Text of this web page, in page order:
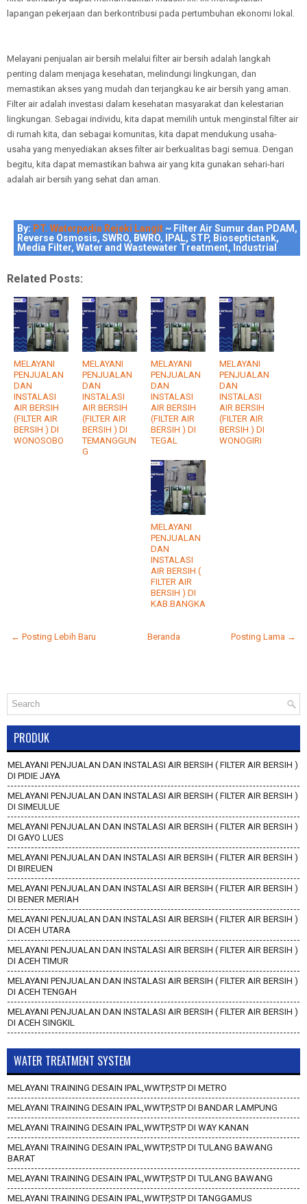
lapangan pekerjaan dan berkontribusi pada pertumbuhan ekonomi lokal.
Melayani penjualan air bersih melalui filter air bersih adalah langkah
penting dalam menjaga kesehatan, melindungi lingkungan, dan
memastikan akses yang mudah dan terjangkau ke air bersih yang aman.
Filter air adalah investasi dalam kesehatan masyarakat dan kelestarian
lingkungan. Sebagai individu, kita dapat memilih untuk menginstal filter air
di rumah kita, dan sebagai komunitas, kita dapat mendukung usaha-
usaha yang menyediakan akses filter air berkualitas bagi semua. Dengan
begitu, kita dapat memastikan bahwa air yang kita gunakan sehari-hari
adalah air bersih yang sehat dan aman.
By: PT. Waterpedia Rejeki Langit ~ Filter Air Sumur dan PDAM,
Reverse Osmosis, SWRO, BWRO, IPAL, STP, Bioseptictank,
Media Filter, Water and Wastewater Treatment, Industrial
Related Posts:
MELAYANI
PENJUALAN
DAN
INSTALASI
AIR BERSIH
(FILTER AIR
BERSIH ) DI
WONOSOBO
MELAYANI
PENJUALAN
DAN
INSTALASI
AIR BERSIH
(FILTER AIR
BERSIH ) DI
TEMANGGUN
G
MELAYANI
PENJUALAN
DAN
INSTALASI
AIR BERSIH
(FILTER AIR
BERSIH ) DI
TEGAL
MELAYANI
PENJUALAN
DAN
INSTALASI
AIR BERSIH
(FILTER AIR
BERSIH ) DI
WONOGIRI
MELAYANI
PENJUALAN
DAN
INSTALASI
AIR BERSIH (
FILTER AIR
BERSIH ) DI
KAB.BANGKA
← Posting Lebih Baru Posting Lama →
Beranda
PRODUK
MELAYANI PENJUALAN DAN INSTALASI AIR BERSIH ( FILTER AIR BERSIH )
DI PIDIE JAYA
MELAYANI PENJUALAN DAN INSTALASI AIR BERSIH ( FILTER AIR BERSIH )
DI SIMEULUE
MELAYANI PENJUALAN DAN INSTALASI AIR BERSIH ( FILTER AIR BERSIH )
DI GAYO LUES
MELAYANI PENJUALAN DAN INSTALASI AIR BERSIH ( FILTER AIR BERSIH )
DI BIREUEN
MELAYANI PENJUALAN DAN INSTALASI AIR BERSIH ( FILTER AIR BERSIH )
DI BENER MERIAH
MELAYANI PENJUALAN DAN INSTALASI AIR BERSIH ( FILTER AIR BERSIH )
DI ACEH UTARA
MELAYANI PENJUALAN DAN INSTALASI AIR BERSIH ( FILTER AIR BERSIH )
DI ACEH TIMUR
MELAYANI PENJUALAN DAN INSTALASI AIR BERSIH ( FILTER AIR BERSIH )
DI ACEH TENGAH
MELAYANI PENJUALAN DAN INSTALASI AIR BERSIH ( FILTER AIR BERSIH )
DI ACEH SINGKIL
WATER TREATMENT SYSTEM
MELAYANI TRAINING DESAIN IPAL,WWTP,STP DI METRO
MELAYANI TRAINING DESAIN IPAL,WWTP,STP DI BANDAR LAMPUNG
MELAYANI TRAINING DESAIN IPAL,WWTP,STP DI WAY KANAN
MELAYANI TRAINING DESAIN IPAL,WWTP,STP DI TULANG BAWANG
BARAT
MELAYANI TRAINING DESAIN IPAL,WWTP,STP DI TULANG BAWANG
MELAYANI TRAINING DESAIN IPAL,WWTP,STP DI TANGGAMUS